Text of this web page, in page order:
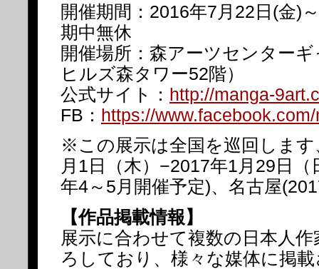
開催期間：2016年7月22日(金)
期中無休
開催場所：森アーツセンター
ヒルズ森タワー52階）
公式サイト： http://manga-
FB： https://
※この展示は全国を巡回します
月1日（木）−2017年1月29日（
年4～5月開催予定)、名古屋
【作品掲載情報】
展示に合わせて複数の日本人
ろしており、様々な媒体に掲